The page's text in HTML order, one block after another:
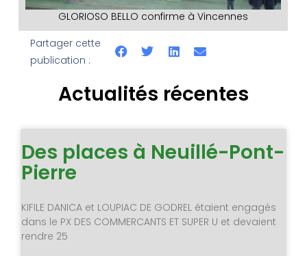
GLORIOSO BELLO confirme à Vincennes
Partager cette
publication :
Actualités récentes
Des places à Neuillé-Pont-
Pierre
KIFILE DANICA et LOUPIAC DE GODREL étaient engagés
dans le PX DES COMMERCANTS ET SUPER U et devaient
rendre 25